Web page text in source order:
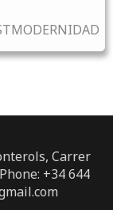
Carrer
+34 644